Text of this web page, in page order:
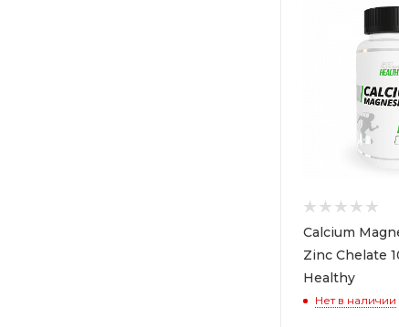
Calcium
Zinc Chelate
Healthy
Нет в наличии